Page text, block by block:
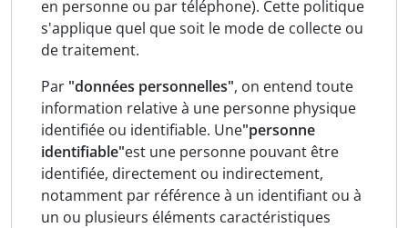
en personne ou par téléphone). Cette politique
s'applique quel que soit le mode de collecte ou
de traitement.
Par "données personnelles", on entend toute
information relative à une personne physique
identifiée ou identifiable. Une"personne
identifiable"est une personne pouvant être
identifiée, directement ou indirectement,
notamment par référence à un identifiant ou à
un ou plusieurs éléments caractéristiques